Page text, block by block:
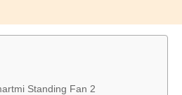
Standing Fan 2